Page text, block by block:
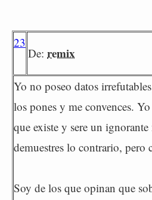
23
De: remix
Yo no poseo datos
los pones y me convences.
que existe y sere un
demuestres lo contrario,
Soy de los que opinan que